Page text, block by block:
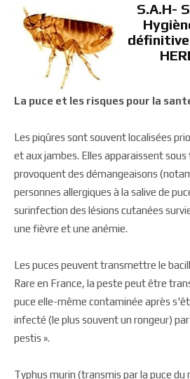
S.A.H-
La puce et les risques pour la
Les piqûres sont souvent localisées
et aux jambes. Elles apparaissent
provoquent des démangeaisons
personnes allergiques à la salive de
surinfection des lésions cutanées
une fièvre et une anémie.
Les puces peuvent transmettre le
Rare en France, la peste peut être
puce elle-même contaminée après
infecté (le plus souvent un rongeur) par
pestis ».
Typhus murin (transmis par la puce